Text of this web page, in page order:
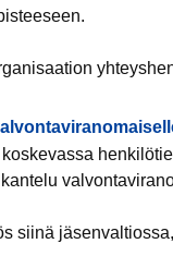
siinä